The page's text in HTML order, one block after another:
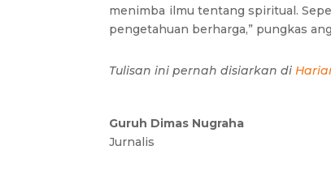
menimba ilmu tentang spiritual.
pengetahuan berharga,” pungkas
Tulisan ini pernah disiarkan di
Guruh Dimas Nugraha
Jurnalis